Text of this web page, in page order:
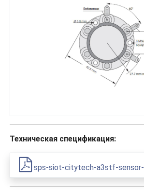
Техническая спецификация:
sps-siot-citytech-a3stf-